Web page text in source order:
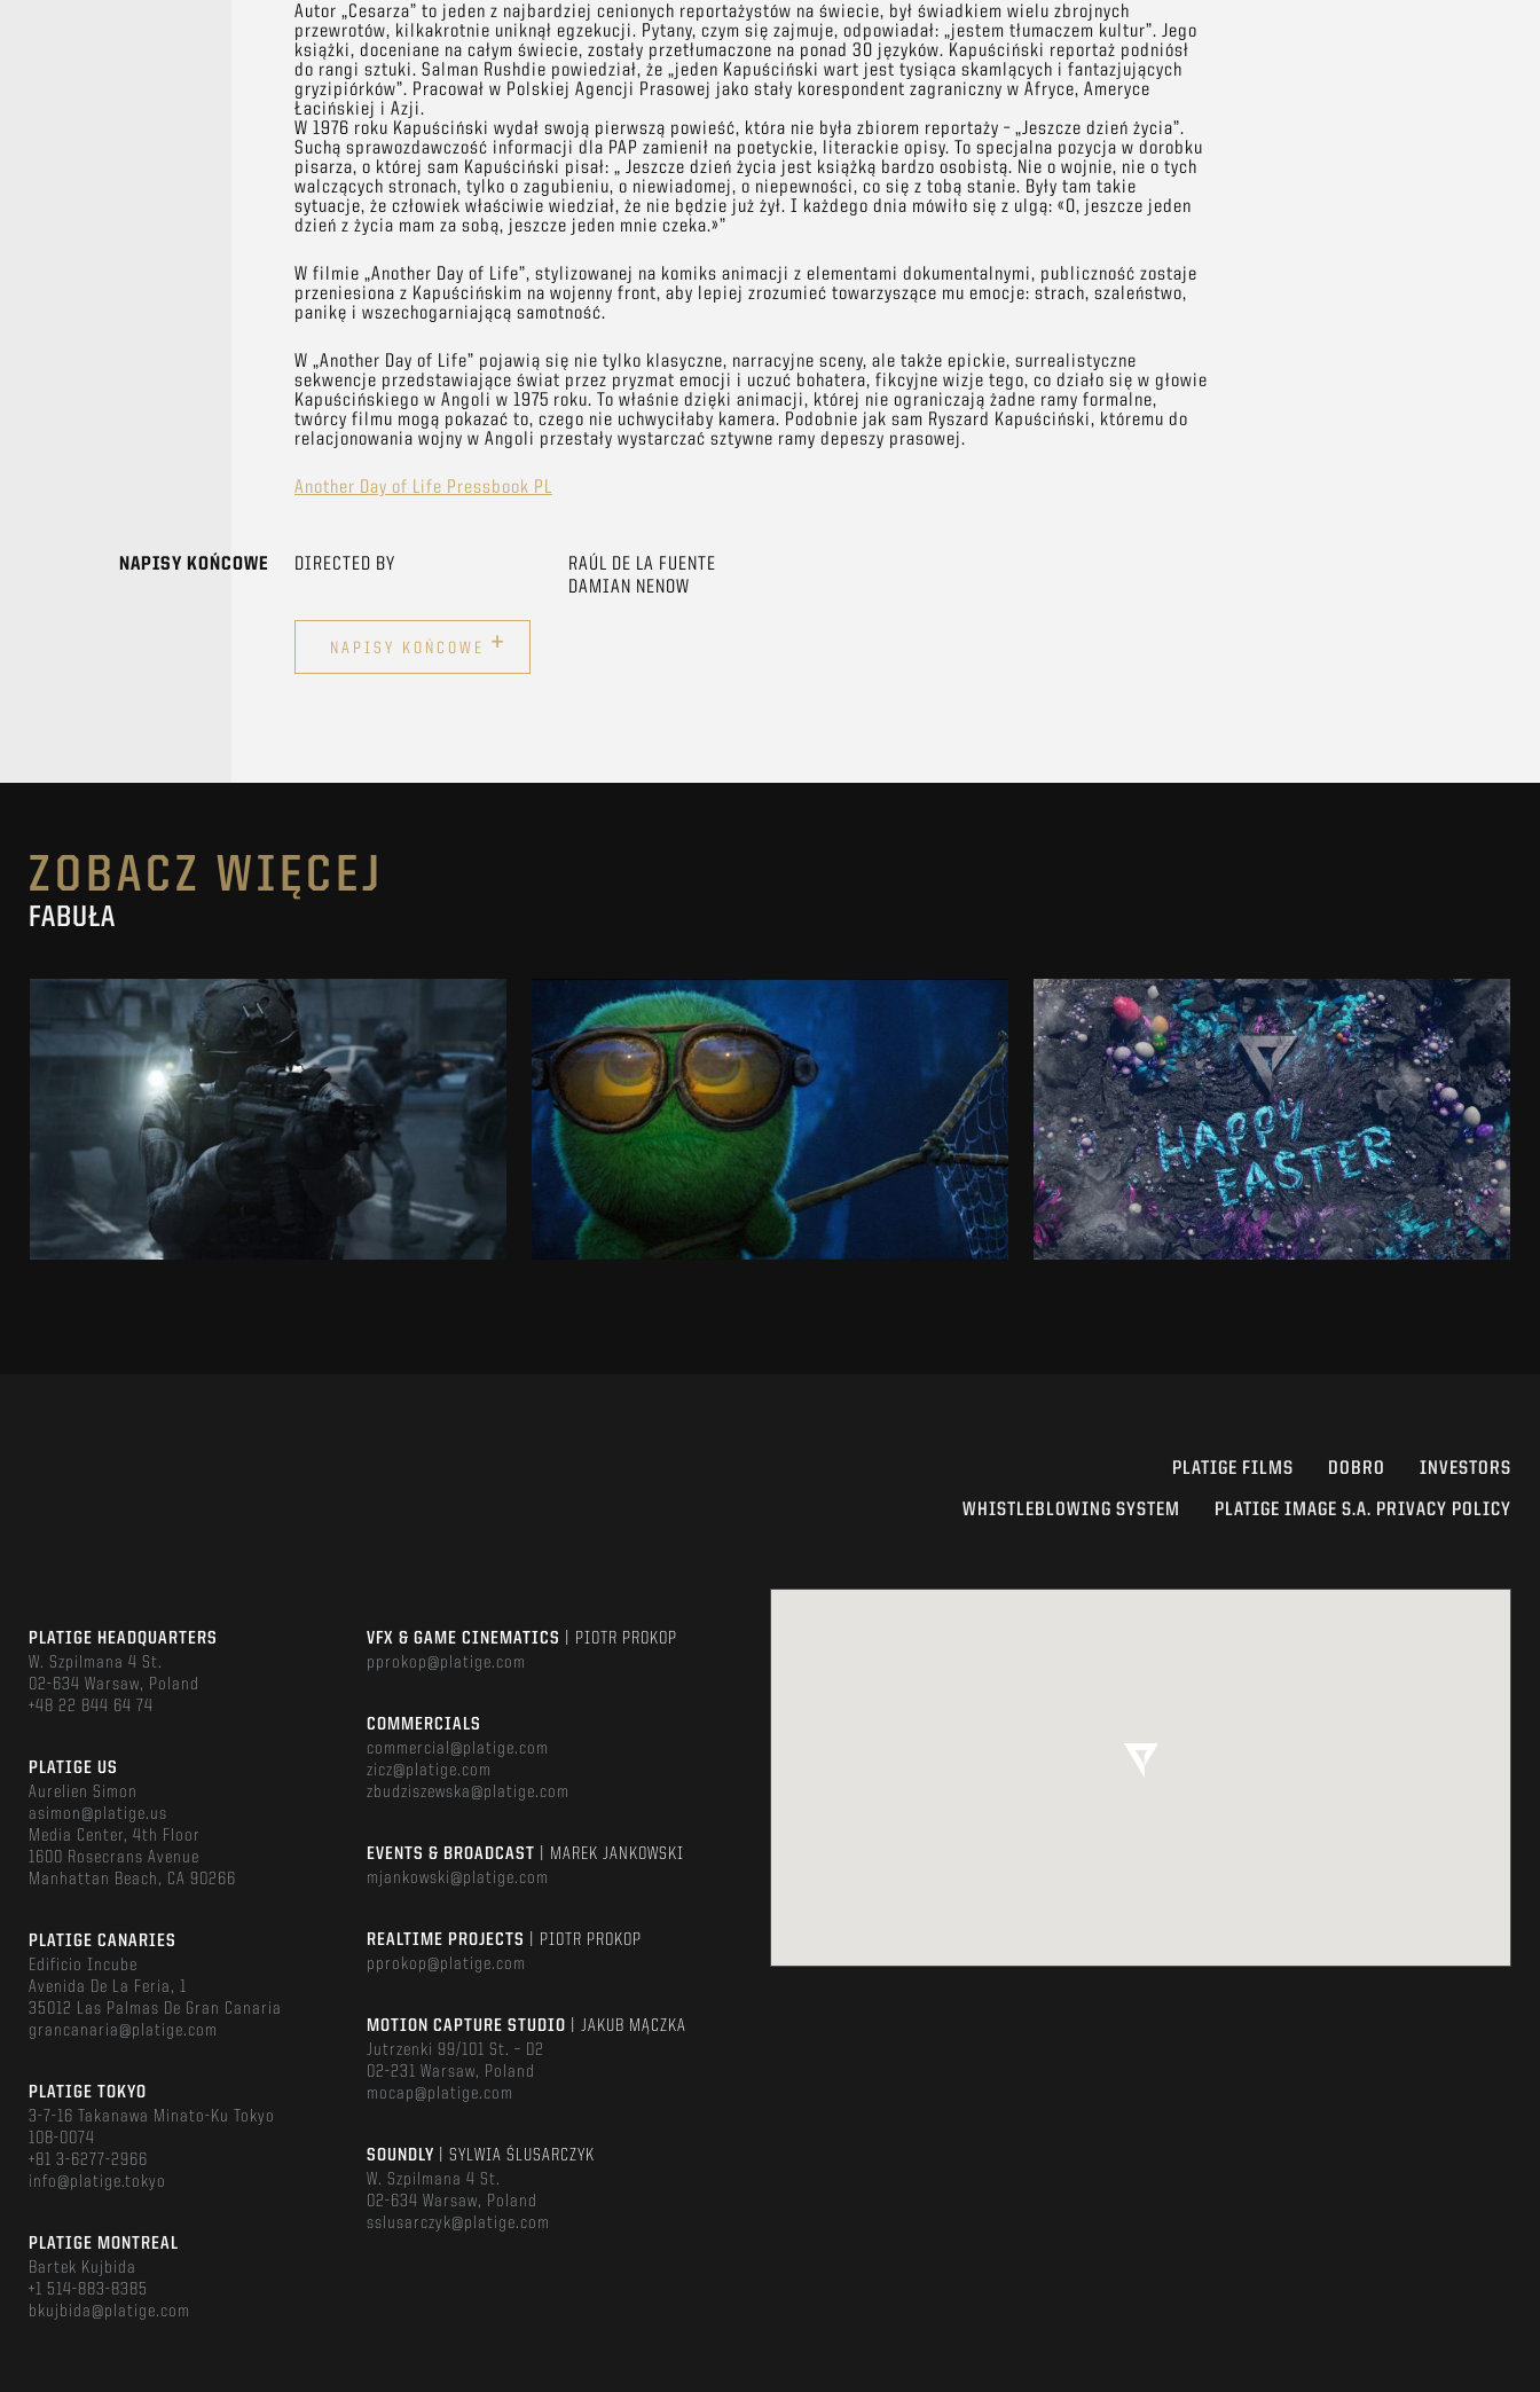
Autor „Cesarza” to jeden z najbardziej cenionych reportażystów na świecie, był świadkiem wielu zbrojnych
przewrotów, kilkakrotnie uniknął egzekucji. Pytany, czym się zajmuje, odpowiadał: „jestem tłumaczem kultur”. Jego
książki, doceniane na całym świecie, zostały przetłumaczone na ponad 30 języków. Kapuściński reportaż podniósł
do rangi sztuki. Salman Rushdie powiedział, że „jeden Kapuściński wart jest tysiąca skamlących i fantazjujących
gryzipiórków”. Pracował w Polskiej Agencji Prasowej jako stały korespondent zagraniczny w Afryce, Ameryce
Łacińskiej i Azji.
W 1976 roku Kapuściński wydał swoją pierwszą powieść, która nie była zbiorem reportaży – „Jeszcze dzień życia”.
Suchą sprawozdawczość informacji dla PAP zamienił na poetyckie, literackie opisy. To specjalna pozycja w dorobku
pisarza, o której sam Kapuściński pisał: „ Jeszcze dzień życia jest książką bardzo osobistą. Nie o wojnie, nie o tych
walczących stronach, tylko o zagubieniu, o niewiadomej, o niepewności, co się z tobą stanie. Były tam takie
sytuacje, że człowiek właściwie wiedział, że nie będzie już żył. I każdego dnia mówiło się z ulgą: «O, jeszcze jeden
dzień z życia mam za sobą, jeszcze jeden mnie czeka.»”
W filmie „Another Day of Life”, stylizowanej na komiks animacji z elementami dokumentalnymi, publiczność zostaje
przeniesiona z Kapuścińskim na wojenny front, aby lepiej zrozumieć towarzyszące mu emocje: strach, szaleństwo,
panikę i wszechogarniającą samotność.
W „Another Day of Life” pojawią się nie tylko klasyczne, narracyjne sceny, ale także epickie, surrealistyczne
sekwencje przedstawiające świat przez pryzmat emocji i uczuć bohatera, fikcyjne wizje tego, co działo się w głowie
Kapuścińskiego w Angoli w 1975 roku. To właśnie dzięki animacji, której nie ograniczają żadne ramy formalne,
twórcy filmu mogą pokazać to, czego nie uchwyciłaby kamera. Podobnie jak sam Ryszard Kapuściński, któremu do
relacjonowania wojny w Angoli przestały wystarczać sztywne ramy depeszy prasowej.
Another Day of Life Pressbook PL
NAPISY KOŃCOWE DIRECTED BY
RAÚL DE LA FUENTE
DAMIAN NENOW
NAPISY KOŃCOWE +
ZOBACZ WIĘCEJ
FABUŁA
SECRET LEVEL
CROSSFIRE “GOOD CONFLICT”
ZOBACZ PROJEKT
MOSSIES: CATCHING ART
ANIMATED SHORT FILM
ZOBACZ PROJEKT
HAPPY EASTER!
ZOBACZ PROJEKT
PLATIGE FILMS DOBRO INVESTORS
WHISTLEBLOWING SYSTEM PLATIGE IMAGE S.A. PRIVACY POLICY
PLATIGE HEADQUARTERS
W. Szpilmana 4 St.
02-634 Warsaw, Poland
+48 22 844 64 74
PLATIGE US
Aurelien Simon
asimon@platige.us
Media Center, 4th Floor
1600 Rosecrans Avenue
Manhattan Beach, CA 90266
PLATIGE CANARIES
Edificio Incube
Avenida De La Feria, 1
35012 Las Palmas De Gran Canaria
grancanaria@platige.com
PLATIGE TOKYO
3-7-16 Takanawa Minato-Ku Tokyo
108-0074
+81 3-6277-2966
info@platige.tokyo
PLATIGE MONTREAL
Bartek Kujbida
+1 514-883-8385
bkujbida@platige.com
VFX & GAME CINEMATICS
| PIOTR PROKOP
pprokop@platige.com
COMMERCIALS
commercial@platige.com
zicz@platige.com
zbudziszewska@platige.com
EVENTS & BROADCAST
| MAREK JANKOWSKI
mjankowski@platige.com
REALTIME PROJECTS
| PIOTR PROKOP
pprokop@platige.com
MOTION CAPTURE STUDIO
| JAKUB MĄCZKA
Jutrzenki 99/101 St. – D2
02-231 Warsaw, Poland
mocap@platige.com
SOUNDLY
| SYLWIA ŚLUSARCZYK
W. Szpilmana 4 St.
02-634 Warsaw, Poland
sslusarczyk@platige.com